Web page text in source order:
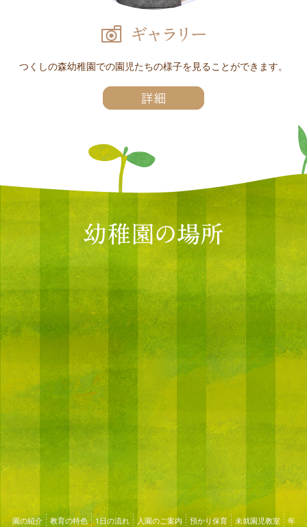
つくしの森幼稚園での園児たちの様子を見ることができます。
園の紹介 教育の特色 1日の流れ 入園のご案内 預かり保育 未就園児教室 年